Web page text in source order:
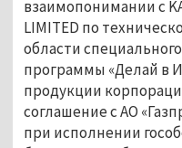
взаимопонимании с
LIMITED по
области
программы «Делай в
продукции
соглашение с АО
при исполнении